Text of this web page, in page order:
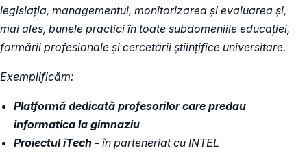
legislația, managementul, monitorizarea și evaluarea și,
mai ales, bunele practici în toate subdomeniile educației,
formării profesionale și cercetării științifice universitare.
Exemplificăm:
Platformă dedicată profesorilor care predau
informatica la gimnaziu
Proiectul iTech - în parteneriat cu INTEL